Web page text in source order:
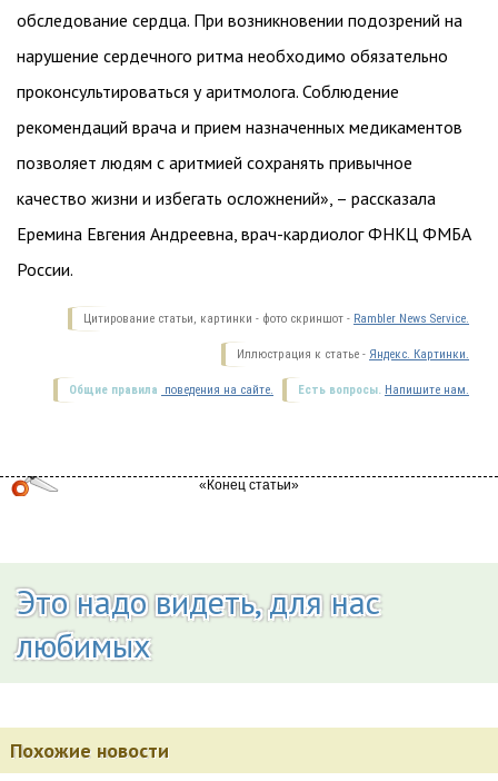
обследование сердца. При возникновении подозрений на
нарушение сердечного ритма необходимо обязательно
проконсультироваться у аритмолога. Соблюдение
рекомендаций врача и прием назначенных медикаментов
позволяет людям с аритмией сохранять привычное
качество жизни и избегать осложнений», – рассказала
Еремина Евгения Андреевна, врач-кардиолог ФНКЦ ФМБА
России.
Цитирование статьи, картинки - фото скриншот - Rambler News Service.
Иллюстрация к статье - Яндекс. Картинки.
Есть вопросы. Напишите нам.
Общие правила поведения на сайте.
Это надо видеть, для нас
любимых
Похожие новости